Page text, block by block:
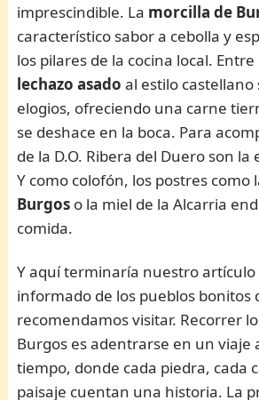
imprescindible. La morcilla de
característico sabor a cebolla y
los pilares de la cocina local.
lechazo asado al estilo castellano
elogios, ofreciendo una carne
se deshace en la boca. Para
de la D.O. Ribera del Duero son
Y como colofón, los postres como
Burgos o la miel de la Alcarria
comida.
Y aquí terminaría nuestro
informado de los pueblos bonitos
recomendamos visitar. Recorrer
Burgos es adentrarse en un viaje
tiempo, donde cada piedra, cada
paisaje cuentan una historia. La